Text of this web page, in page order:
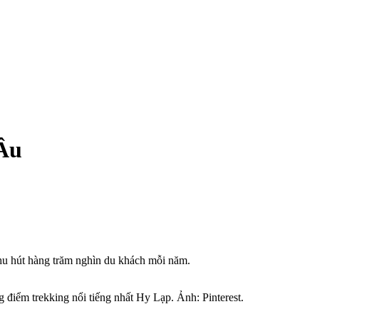
hút hàng trăm nghìn du khách mỗi năm.
điểm trekking nổi tiếng nhất Hy Lạp. Ảnh: Pinterest.